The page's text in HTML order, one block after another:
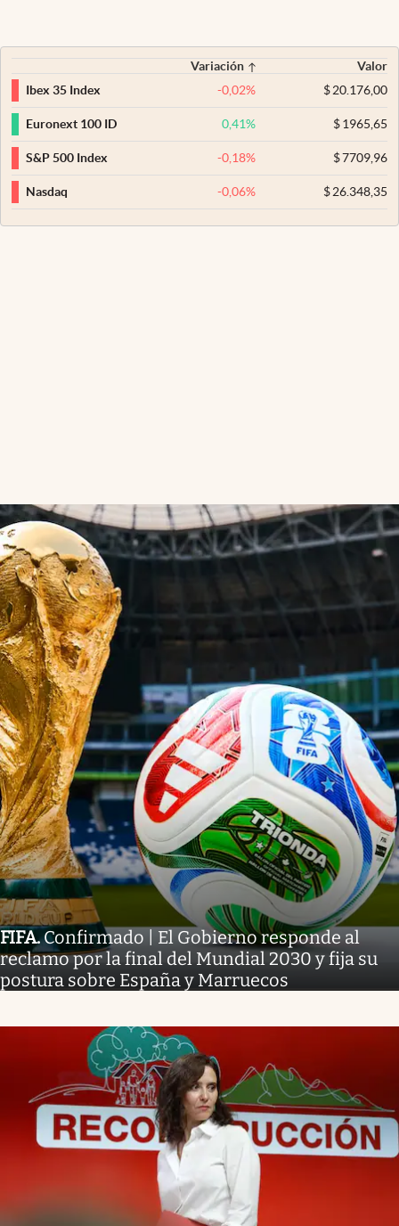
Variación
Valor
Ibex 35 Index
-0,02% $20.176,00
Euronext 100 ID 0,41% $1965,65
S&P 500 Index -0,18% $7709,96
Nasdaq -0,06% $26.348,35
FIFA.Confirmado | El Gobierno responde al
reclamo por la final del Mundial 2030 y fija su
postura sobre España y Marruecos